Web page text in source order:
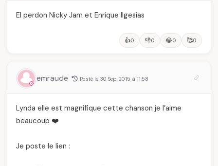
El perdon Nicky Jam et Enrique Ilgesias
👍0 👎0 😂0 🥰0
emraude Posté le 30 Sep 2015 à 11:58
Lynda elle est magnifique cette chanson je l’aime
beaucoup ❤️
Je poste le lien :